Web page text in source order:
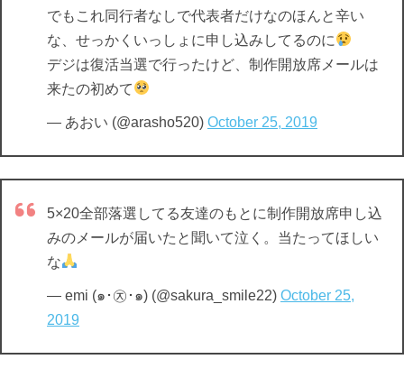
でもこれ同行者なしで代表者だけなのほんと辛い
な、せっかくいっしょに申し込みしてるのに
デジは復活当選で行ったけど、制作開放席メールは
来たの初めて
— あおい (@arasho520) October 25, 2019
5×20全部落選してる友達のもとに制作開放席申し込
みのメールが届いたと聞いて泣く。当たってほしい
な
— emi (๑･㉨･๑) (@sakura_smile22) October 25,
2019